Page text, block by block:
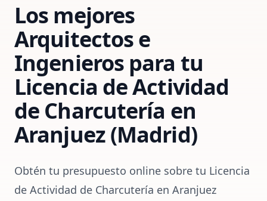
Los mejores
Arquitectos e
Ingenieros para tu
Licencia de Actividad
de Charcutería en
Aranjuez (Madrid)
Obtén tu presupuesto online sobre tu Licencia
de Actividad de Charcutería en Aranjuez